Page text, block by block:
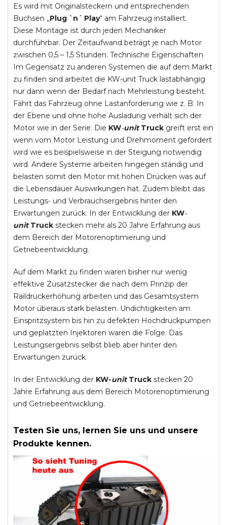
Es wird mit Originalsteckern und entsprechenden
Buchsen „Plug `n´ Play“ am Fahrzeug installiert.
Diese Montage ist durch jeden Mechaniker
durchführbar. Der Zeitaufwand beträgt je nach Motor
zwischen 0,5 – 1,5 Stunden. Technische Eigenschaften
Im Gegensatz zu anderen Systemen die auf dem Markt
zu finden sind arbeitet die KW-unit Truck lastabhängig
nur dann wenn der Bedarf nach Mehrleistung besteht.
Fährt das Fahrzeug ohne Lastanforderung wie z. B. In
der Ebene und ohne hohe Ausladung verhält sich der
Motor wie in der Serie. Die KW-unit Truck greift erst ein
wenn vom Motor Leistung und Drehmoment gefordert
wird wie es beispielsweise in der Steigung notwendig
wird. Andere Systeme arbeiten hingegen ständig und
belasten somit den Motor mit hohen Drücken was auf
die Lebensdauer Auswirkungen hat. Zudem bleibt das
Leistungs- und Verbrauchsergebnis hinter den
Erwartungen zurück. In der Entwicklung der KW-
unit Truck stecken mehr als 20 Jahre Erfahrung aus
dem Bereich der Motorenoptimierung und
Getriebeentwicklung.
Auf dem Markt zu finden waren bisher nur wenig
effektive Zusatzstecker die nach dem Prinzip der
Raildruckerhöhung arbeiten und das Gesamtsystem
Motor überaus stark belasten. Undichtigkeiten am
Einspritzsystem bis hin zu defekten Hochdruckpumpen
und geplatzten Injektoren waren die Folge. Das
Leistungsergebnis selbst blieb aber hinter den
Erwartungen zurück.
In der Entwicklung der KW-unitTruck stecken 20
Jahre Erfahrung aus dem Bereich Motorenoptimierung
und Getriebeentwicklung.
Testen Sie uns, lernen Sie uns und unsere
Produkte kennen.